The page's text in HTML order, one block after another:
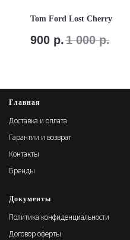
Tom Ford Lost Cherry
900 р.1 000 р.
Главная
Доставка и оплата
Гарантии и возврат
Контакты
Бренды
Документы
Политика конфиденциальности
Договор оферты